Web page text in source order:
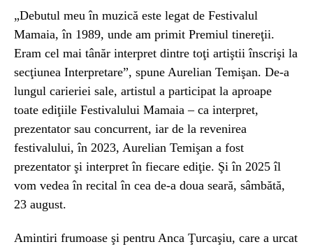
„Debutul meu în muzică este legat de Festivalul
Mamaia, în 1989, unde am primit Premiul tinereţii.
Eram cel mai tânăr interpret dintre toţi artiştii înscrişi la
secţiunea Interpretare”, spune Aurelian Temişan. De-a
lungul carieriei sale, artistul a participat la aproape
toate ediţiile Festivalului Mamaia – ca interpret,
prezentator sau concurrent, iar de la revenirea
festivalului, în 2023, Aurelian Temişan a fost
prezentator şi interpret în fiecare ediţie. Şi în 2025 îl
vom vedea în recital în cea de-a doua seară, sâmbătă,
23 august.
Amintiri frumoase şi pentru Anca Ţurcaşiu, care a urcat